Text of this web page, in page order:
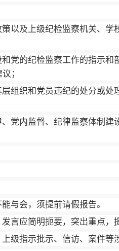
以及上级纪检监察机关、
党的纪检监察工作的指示
；
组织和党员违纪的处分或
党内监督、纪律监察体制
与会，须提前请假报告。
言应简明扼要，突出重点，
级指示批示、信访、案件等